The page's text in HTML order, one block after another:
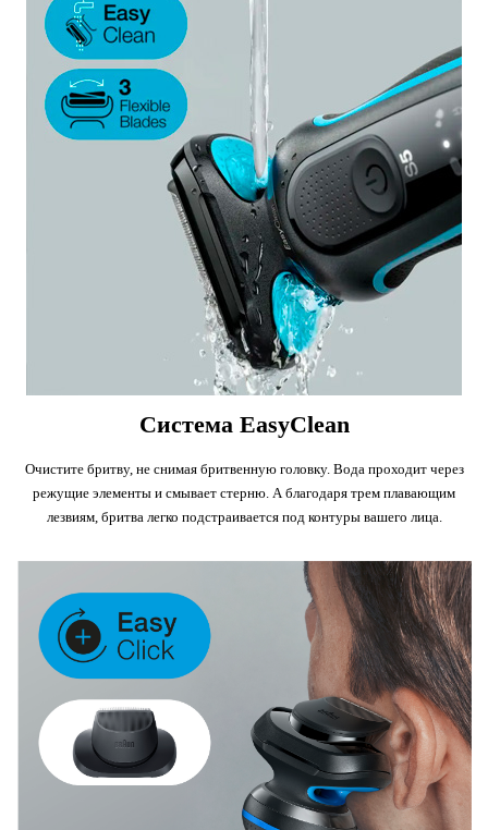
Система EasyClean
Очистите бритву, не снимая бритвенную головку. Вода проходит через
режущие элементы и смывает стерню. А благодаря трем плавающим
лезвиям, бритва легко подстраивается под контуры вашего лица.